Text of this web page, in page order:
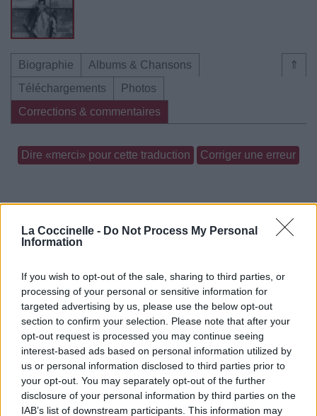
La Coccinelle - Do Not Process My Personal
Information
If you wish to opt-out of the sale, sharing to third parties, or
processing of your personal or sensitive information for
targeted advertising by us, please use the below opt-out
section to confirm your selection. Please note that after your
opt-out request is processed you may continue seeing
interest-based ads based on personal information utilized by
us or personal information disclosed to third parties prior to
your opt-out. You may separately opt-out of the further
disclosure of your personal information by third parties on the
IAB’s list of downstream participants. This information may
⇑
Biographie
Albums & Chansons
Téléchargements
Photos
Corrections & commentaires
Dire «merci» pour cette traduction Corriger une erreur